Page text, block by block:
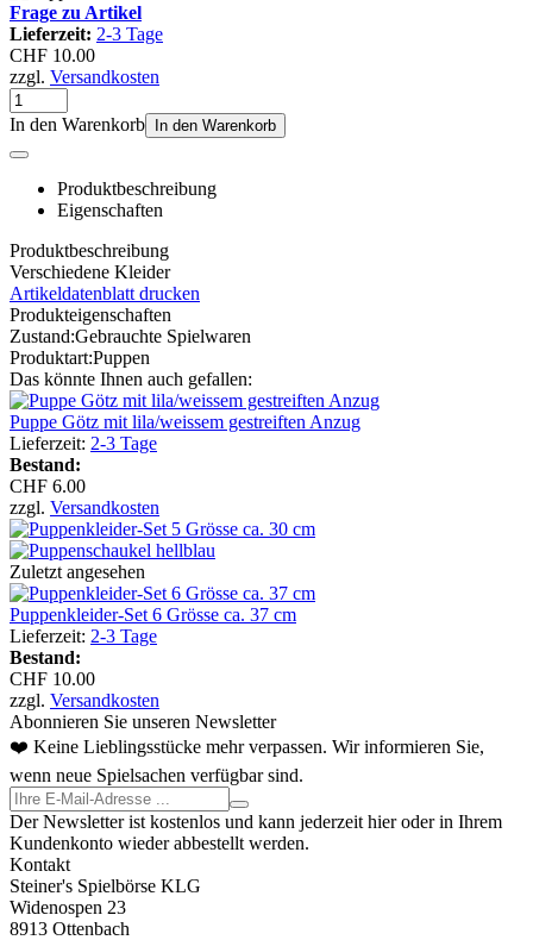
Frage zu Artikel
Lieferzeit: 2-3 Tage
CHF 10.00
zzgl. Versandkosten
In den Warenkorb In den Warenkorb
Produktbeschreibung
Eigenschaften
Produktbeschreibung
Verschiedene Kleider
Artikeldatenblatt drucken
Produkteigenschaften
Zustand:Gebrauchte Spielwaren
Produktart:Puppen
Das könnte Ihnen auch gefallen:
Puppe Götz mit lila/weissem gestreiften Anzug
Lieferzeit: 2-3 Tage
Bestand:
CHF 6.00
zzgl. Versandkosten
Zuletzt angesehen
Puppenkleider-Set 6 Grösse ca. 37 cm
Lieferzeit: 2-3 Tage
Bestand:
CHF 10.00
zzgl. Versandkosten
Abonnieren Sie unseren Newsletter
❤️ Keine Lieblingsstücke mehr verpassen. Wir informieren Sie,
wenn neue Spielsachen verfügbar sind.
Der Newsletter ist kostenlos und kann jederzeit hier oder in Ihrem
Kundenkonto wieder abbestellt werden.
Kontakt
Steiner's Spielbörse KLG
Widenospen 23
8913 Ottenbach